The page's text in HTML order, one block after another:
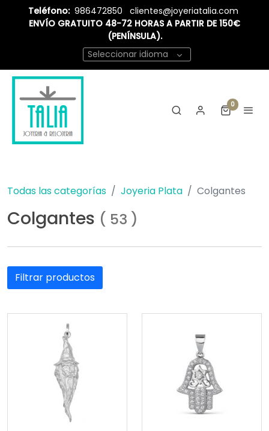
Teléfono: 986472850
clientes@joyeriatalia.com
ENVÍO GRATUITO 48-72 HORAS A PARTIR DE 150€
(PENÍNSULA).
Seleccionar idioma
0
Todas las categorías Joyeria Plata Colgantes
Colgantes ( 53 )
Filtrar productos